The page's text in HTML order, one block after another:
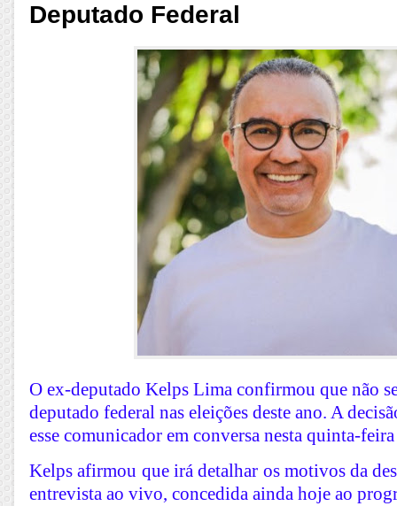
Deputado Federal
O ex-deputado Kelps Lima confirmou que não
deputado federal nas eleições deste ano. A
esse comunicador em conversa nesta quinta-
Kelps afirmou que irá detalhar os motivos da
entrevista ao vivo, concedida ainda hoje ao